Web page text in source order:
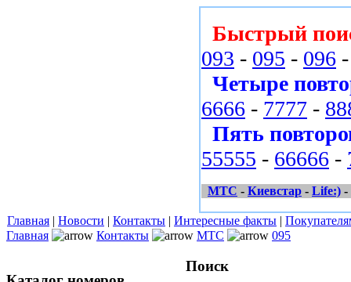
Быстрый
093 - 095 - 096
Четыре
6666 - 7777 -
Пять
55555 - 66666 -
МТС - Киевстар - Life:) -
Главная | Новости | Контакты | Интересные факты |
Главная
Контакты МТС 095
Поиск